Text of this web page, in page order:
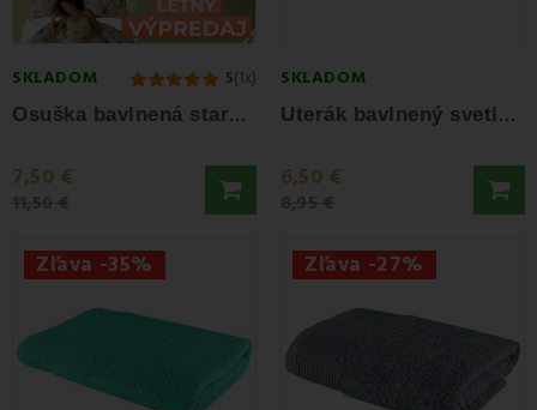
SKLADOM 5(1x)
O
suška bavlnená staroružová 70x140 cm...
7,50 €
SKLADOM
U
terák bavlnený svetlozelený 50x90 cm...
6,50 €
Zľava -35% Zľava -27%